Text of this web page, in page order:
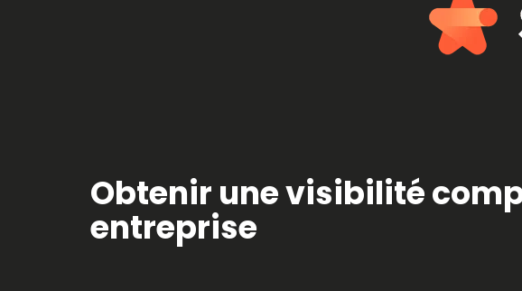
Obtenir une visibilité
entreprise